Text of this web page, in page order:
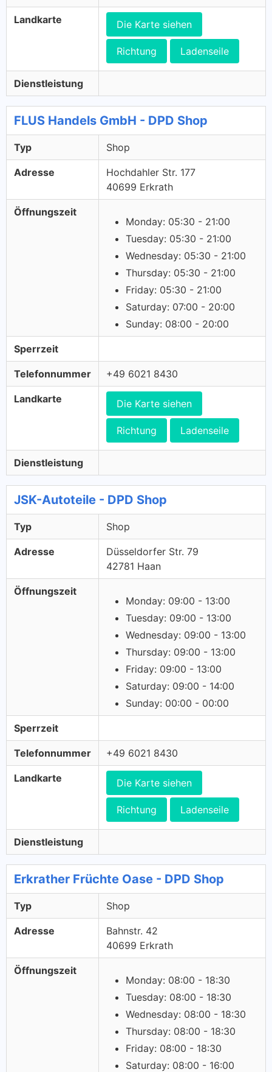
Landkarte Die Karte siehen
Richtung Ladenseile
Dienstleistung
FLUS Handels GmbH - DPD Shop
Typ Shop
Adresse
Hochdahler Str. 177
40699 Erkrath
Öffnungszeit
Monday: 05:30 - 21:00
Tuesday: 05:30 - 21:00
Wednesday: 05:30 - 21:00
Thursday: 05:30 - 21:00
Friday: 05:30 - 21:00
Saturday: 07:00 - 20:00
Sunday: 08:00 - 20:00
Sperrzeit
Telefonnummer +49 6021 8430
Landkarte Die Karte siehen
Richtung Ladenseile
Dienstleistung
JSK-Autoteile - DPD Shop
Typ Shop
Adresse
Düsseldorfer Str. 79
42781 Haan
Öffnungszeit
Monday: 09:00 - 13:00
Tuesday: 09:00 - 13:00
Wednesday: 09:00 - 13:00
Thursday: 09:00 - 13:00
Friday: 09:00 - 13:00
Saturday: 09:00 - 14:00
Sunday: 00:00 - 00:00
Sperrzeit
Telefonnummer +49 6021 8430
Landkarte Die Karte siehen
Richtung Ladenseile
Dienstleistung
Erkrather Früchte Oase - DPD Shop
Typ Shop
Adresse
Bahnstr. 42
40699 Erkrath
Öffnungszeit
Monday: 08:00 - 18:30
Tuesday: 08:00 - 18:30
Wednesday: 08:00 - 18:30
Thursday: 08:00 - 18:30
Friday: 08:00 - 18:30
Saturday: 08:00 - 16:00